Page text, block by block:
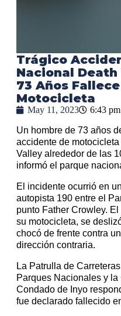
Trágico
Nacional
73 Años
Motocicleta
May 11, 2023 6:43 pm
Un hombre de 73 años
accidente de
Valley alrededor de las
informó el parque
El incidente ocurrió en
autopista 190 entre el
punto Father Crowley.
su motocicleta, se
chocó de frente contra
dirección contraria.
La Patrulla de
Parques Nacionales y la
Condado de Inyo
fue declarado fallecido